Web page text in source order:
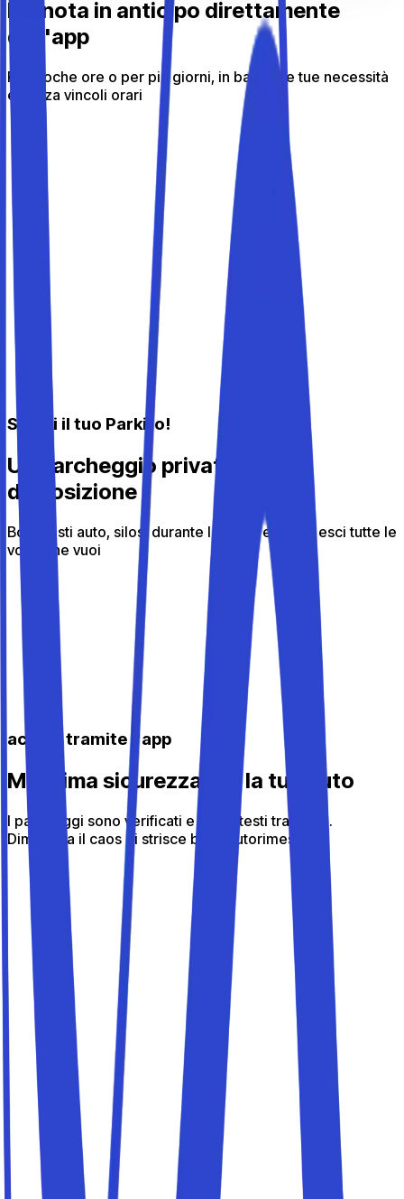
Prenota in anticipo direttamente
dall'app
Per poche ore o per più giorni, in base alle tue necessità
e senza vincoli orari
Scegli il tuo Parkito!
Un parcheggio privato a tua
disposizione
Box, posti auto, silos: durante la sosta entri ed esci tutte le
volte che vuoi
accedi tramite l'app
Massima sicurezza per la tua auto
I parcheggi sono verificati e in contesti tranquilli.
Dimentica il caos di strisce blu e autorimesse.